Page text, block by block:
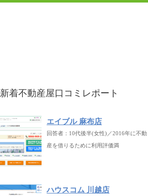
新着不動産屋口コミレポート
エイブル 麻布店
回答者：10代後半(女性)／2016年に不動
産を借りるために利用評価満
ハウスコム 川越店